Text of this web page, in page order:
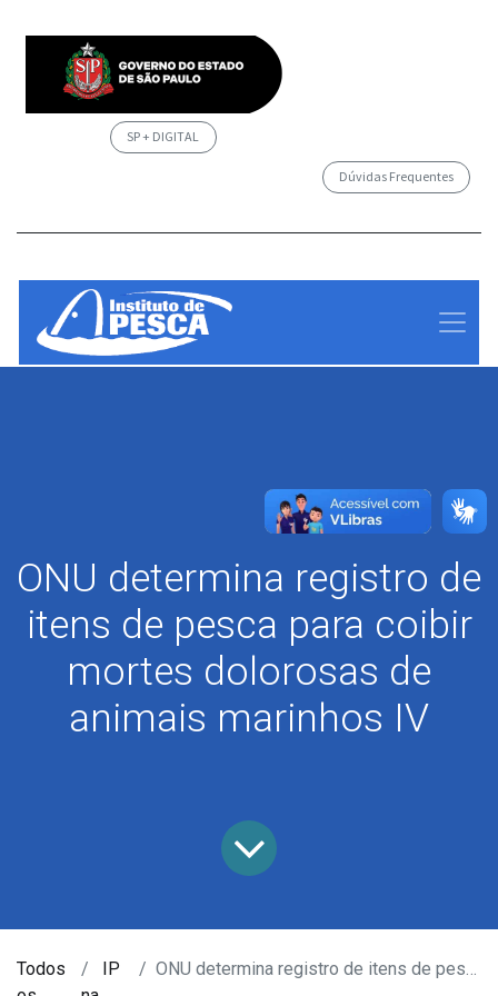
SP + DIGITAL
Dúvidas Frequentes
ONU determina registro de
itens de pesca para coibir
mortes dolorosas de
animais marinhos IV
Todos
IP
ONU determina registro de itens de pesca para coibir mortes dolorosas de animais marinhos IV